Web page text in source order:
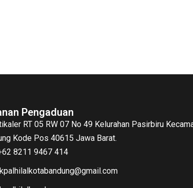
Pengaduan
RT 05 RW 07 No 49 Kelurahan Pasirbiru
Kode Pos 40615 Jawa Barat.
8211 9467 414
lkpalhilalkotabandung@gmail.com